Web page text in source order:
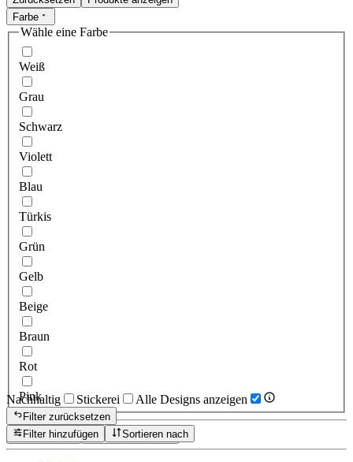
Farbe
Wähle eine Farbe
Weiß
Grau
Schwarz
Violett
Blau
Türkis
Grün
Gelb
Beige
Braun
Rot
Pink
Zurücksetzen Produkte anzeigen
Nachhaltig Stickerei Alle Designs anzeigen
Filter zurücksetzen
Filter hinzufügen
Sortieren nach